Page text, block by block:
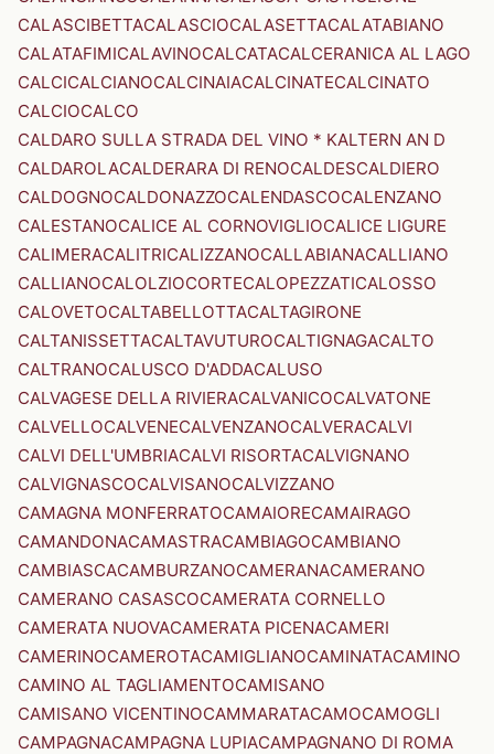
CALASCIBETTACALASCIOCALASETTACALATABIANO
CALATAFIMICALAVINOCALCATACALCERANICA AL LAGO
CALCICALCIANOCALCINAIACALCINATECALCINATO
CALCIOCALCO
CALDARO SULLA STRADA DEL VINO * KALTERN AN D
CALDAROLACALDERARA DI RENOCALDESCALDIERO
CALDOGNOCALDONAZZOCALENDASCOCALENZANO
CALESTANOCALICE AL CORNOVIGLIOCALICE LIGURE
CALIMERACALITRICALIZZANOCALLABIANACALLIANO
CALLIANOCALOLZIOCORTECALOPEZZATICALOSSO
CALOVETOCALTABELLOTTACALTAGIRONE
CALTANISSETTACALTAVUTUROCALTIGNAGACALTO
CALTRANOCALUSCO D'ADDACALUSO
CALVAGESE DELLA RIVIERACALVANICOCALVATONE
CALVELLOCALVENECALVENZANOCALVERACALVI
CALVI DELL'UMBRIACALVI RISORTACALVIGNANO
CALVIGNASCOCALVISANOCALVIZZANO
CAMAGNA MONFERRATOCAMAIORECAMAIRAGO
CAMANDONACAMASTRACAMBIAGOCAMBIANO
CAMBIASCACAMBURZANOCAMERANACAMERANO
CAMERANO CASASCOCAMERATA CORNELLO
CAMERATA NUOVACAMERATA PICENACAMERI
CAMERINOCAMEROTACAMIGLIANOCAMINATACAMINO
CAMINO AL TAGLIAMENTOCAMISANO
CAMISANO VICENTINOCAMMARATACAMOCAMOGLI
CAMPAGNACAMPAGNA LUPIACAMPAGNANO DI ROMA